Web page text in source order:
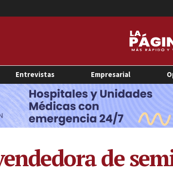
Entrevistas Empresarial
de